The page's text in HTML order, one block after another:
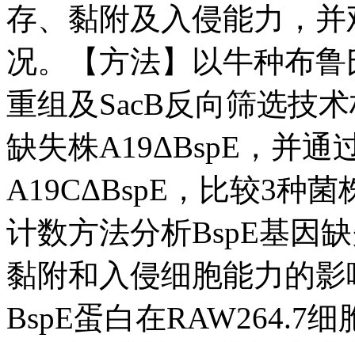
存、黏附及入侵能力，
况。【方法】以牛种布
重组及SacB反向筛选技
缺失株A19ΔBspE，并通
A19CΔBspE，比较3种
计数方法分析BspE基因
黏附和入侵细胞能力的
BspE蛋白在RAW264.7